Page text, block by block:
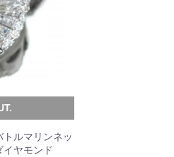
ルマリンネッ
イヤモンド